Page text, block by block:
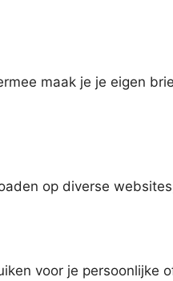
maak je je eigen
op diverse
voor je persoonlijke